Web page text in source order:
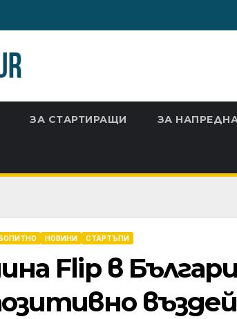
ЗА СТАРТИРАЩИ ЗА
НОВИНИ СТАРТЪПИ
Flip в